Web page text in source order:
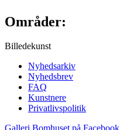
Områder:
Billedekunst
Nyhedsarkiv
Nyhedsbrev
FAQ
Kunstnere
Privatlivspolitik